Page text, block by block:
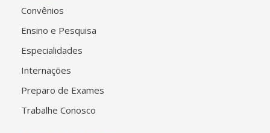
Convênios
Ensino e Pesquisa
Especialidades
Internações
Preparo de Exames
Trabalhe Conosco